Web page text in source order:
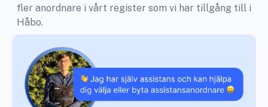
fler anordnare i vårt register som vi har tillgång till i
Håbo.